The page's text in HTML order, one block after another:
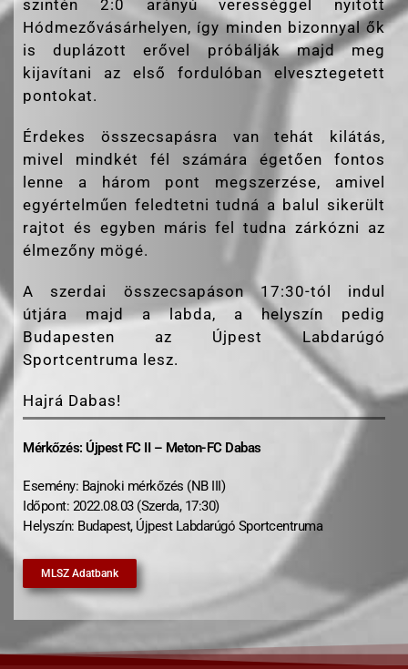
szintén 2:0 arányú verességgel nyitott
Hódmezővásárhelyen, így minden bizonnyal ők
is duplázott erővel próbálják majd meg
kijavítani az első fordulóban elvesztegetett
pontokat.
Érdekes összecsapásra van tehát kilátás,
mivel mindkét fél számára égetően fontos
lenne a három pont megszerzése, amivel
egyértelműen feledtetni tudná a balul sikerült
rajtot és egyben máris fel tudna zárkózni az
élmezőny mögé.
A szerdai összecsapáson 17:30-tól indul
útjára majd a labda, a helyszín pedig
Budapesten az Újpest Labdarúgó
Sportcentruma lesz.
Hajrá Dabas!
Mérkőzés: Újpest FC II – Meton-FC Dabas
Esemény: Bajnoki mérkőzés (NB III)
Időpont: 2022.08.03 (Szerda, 17:30)
Helyszín: Budapest, Újpest Labdarúgó Sportcentruma
MLSZ Adatbank